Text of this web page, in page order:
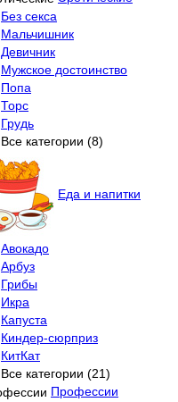
Без секса
Мальчишник
Девичник
Мужское достоинство
Попа
Торс
Грудь
Все категории (8)
Еда и напитки
Авокадо
Арбуз
Грибы
Икра
Капуста
Киндер-сюрприз
КитКат
Все категории (21)
Профессии